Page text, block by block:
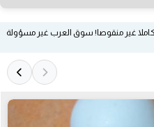
غير منقوصا! سوق العرب غير مسؤولة